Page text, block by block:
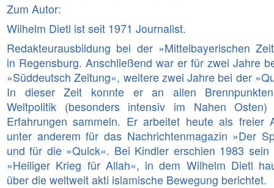
Zum Autor:
Wilhelm Dietl ist seit 1971 Journalist.
Redakteurausbildung bei der »Mittelbayerischen
in Regensburg. Anschließend war er für zwei Jahre
»Süddeutsch Zeitung«, weitere zwei Jahre bei der
In dieser Zeit konnte er an allen
Weltpolitik (besonders intensiv im Nahen Osten)
Erfahrungen sammeln. Er arbeitet heute als freier
unter anderem für das Nachrichtenmagazin »Der
und für die »Quick«. Bei Kindler erschien 1983 sein
»Heiliger Krieg für Allah«, in dem Wilhelm Dietl
über die weltweit akti islamische Bewegung berichtet.